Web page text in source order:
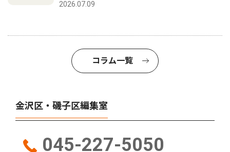
2026.07.09
コラム一覧
金沢区・磯子区編集室
045-227-5050